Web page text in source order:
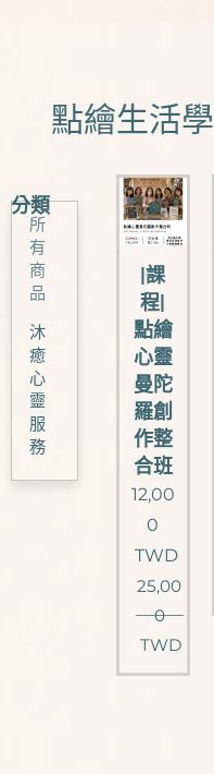
🧿點繪生活學
分類
所
有
商
品
沐
癒
心
靈
服
務
|課
程|
點繪
心靈
曼陀
羅創
作整
合班
12,00
0
TWD
25,00
0
TWD